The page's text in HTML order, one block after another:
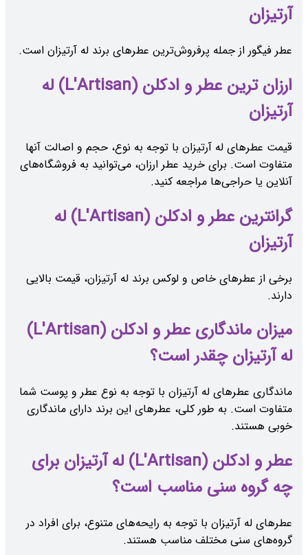
آرتیزان
عطر فیگور از جمله پرفروش‌ترین عطرهای برند له آرتیزان است.
ارزان ترین عطر و ادکلن (L'Artisan) له
آرتیزان
قیمت عطرهای له آرتیزان با توجه به نوع، حجم و اصالت آنها
متفاوت است. برای خرید عطر ارزان، می‌توانید به فروشگاه‌های
آنلاین یا حراجی‌ها مراجعه کنید.
گرانترین عطر و ادکلن (L'Artisan) له
آرتیزان
برخی از عطرهای خاص و لوکس برند له آرتیزان، قیمت بالایی
دارند.
میزان ماندگاری عطر و ادکلن (L'Artisan)
له آرتیزان چقدر است؟
ماندگاری عطرهای له آرتیزان با توجه به نوع عطر و پوست شما
متفاوت است. به طور کلی، عطرهای این برند دارای ماندگاری
خوبی هستند.
عطر و ادکلن (L'Artisan) له آرتیزان برای
چه گروه سنی مناسب است؟
عطرهای له آرتیزان با توجه به رایحه‌های متنوع، برای افراد در
گروه‌های سنی مختلف مناسب هستند.